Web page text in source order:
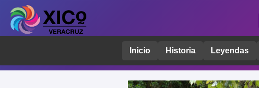
Inicio Historia Leyendas